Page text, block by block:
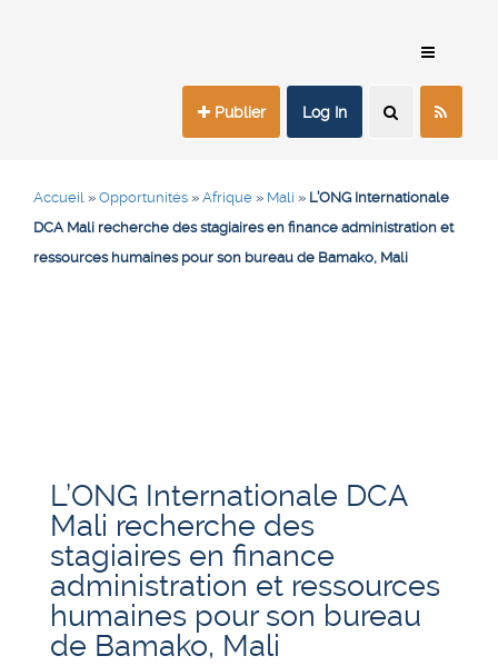
Publier Log In
Accueil » Opportunités » Afrique » Mali » L’ONG Internationale
DCA Mali recherche des stagiaires en finance administration et
ressources humaines pour son bureau de Bamako, Mali
L’ONG Internationale DCA
Mali recherche des
stagiaires en finance
administration et ressources
humaines pour son bureau
de Bamako, Mali